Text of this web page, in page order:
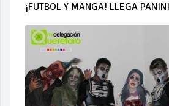
¡FUTBOL Y MANGA! LLEGA